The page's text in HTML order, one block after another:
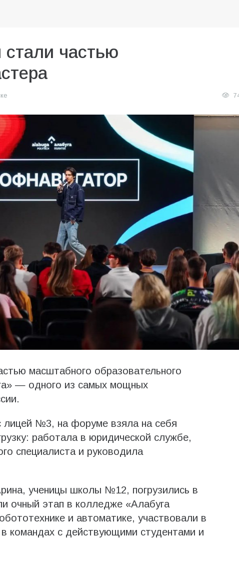
стали частью
масштабного образовательного
— одного из самых мощных
лицей №3, на форуме взяла на себя
работала в юридической службе,
специалиста и руководила
ученицы школы №12, погрузились в
очный этап в колледже «Алабуга
и автоматике, участвовали в
командах с действующими студентами и